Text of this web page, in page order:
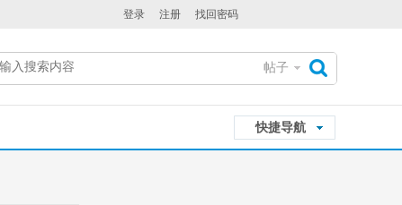
登录 注册 找回密码
帖子
快捷导航